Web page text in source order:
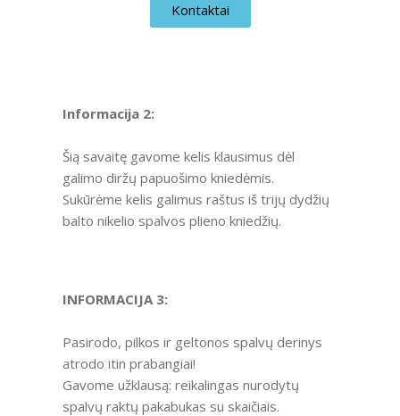
Kontaktai
Informacija 2:
Šią savaitę gavome kelis klausimus dėl
galimo diržų papuošimo kniedėmis.
Sukūrėme kelis galimus raštus iš trijų dydžių
balto nikelio spalvos plieno kniedžių.
INFORMACIJA 3:
Pasirodo, pilkos ir geltonos spalvų derinys
atrodo itin prabangiai!
Gavome užklausą: reikalingas nurodytų
spalvų raktų pakabukas su skaičiais.